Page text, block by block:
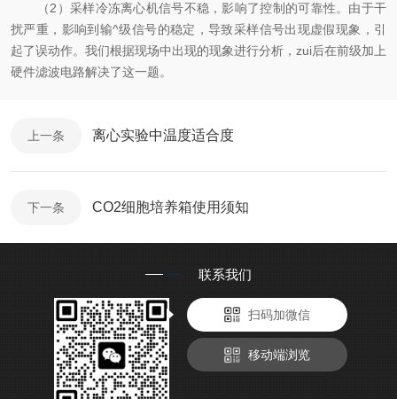
（2）采样冷冻离心机信号不稳，影响了控制的可靠性。由于干
扰严重，影响到输^级信号的稳定，导致采样信号出现虚假现象，引
起了误动作。我们根据现场中出现的现象进行分析，zui后在前级加上
硬件滤波电路解决了这一题。
上一条 离心实验中温度适合度
下一条 CO2细胞培养箱使用须知
联系我们
扫码加微信
移动端浏览